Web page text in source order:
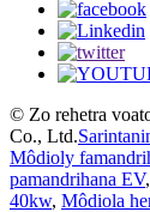
© Zo rehetra
Co., Ltd.
Môdioly
pamandrihana EV,
40kw, Môdiola